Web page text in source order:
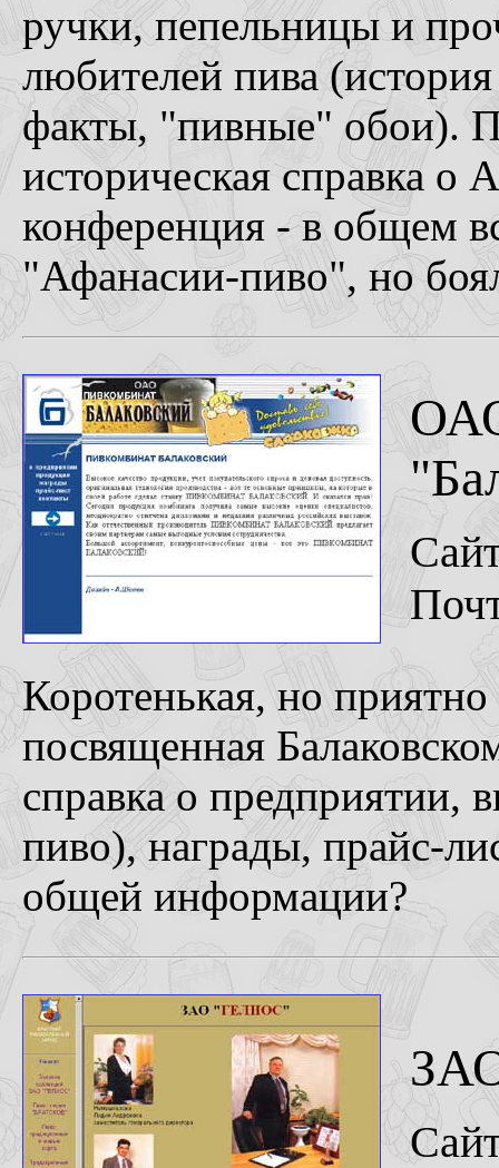
ручки, пепельницы и
любителей пива
факты, "пивные" обои).
историческая справка о
конференция - в общем
"Афанасии-пиво", но
Коротенькая, но приятно
посвященная
справка о предприятии,
пиво), награды, прайс-
общей информации?